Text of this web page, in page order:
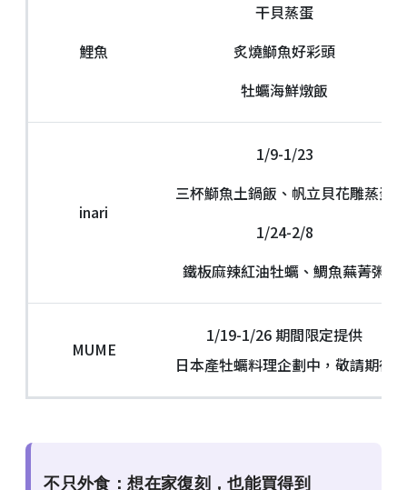
鯉魚
干貝蒸蛋
炙燒鰤魚好彩頭
牡蠣海鮮燉飯
inari
1/9-1/23
三杯鰤魚土鍋飯、帆立貝花雕蒸蛋
1/24-2/8
鐵板麻辣紅油牡蠣、鯛魚蕪菁粥
MUME
1/19-1/26 期間限定提供
日本產牡蠣料理企劃中，敬請期待
不只外食：想在家復刻，也能買得到